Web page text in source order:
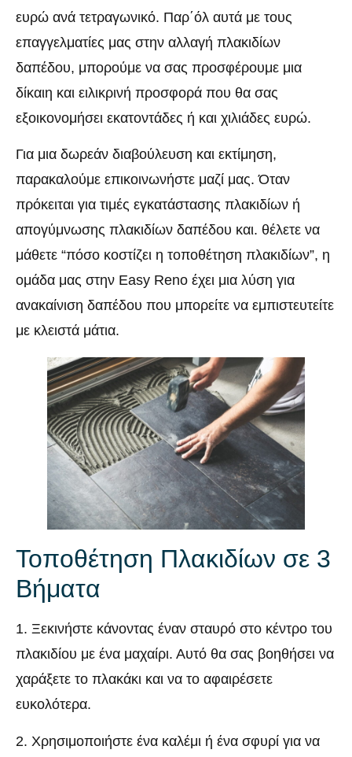
ευρώ ανά τετραγωνικό. Παρ΄όλ αυτά με τους
επαγγελματίες μας στην αλλαγή πλακιδίων
δαπέδου, μπορούμε να σας προσφέρουμε μια
δίκαιη και ειλικρινή προσφορά που θα σας
εξοικονομήσει εκατοντάδες ή και χιλιάδες ευρώ.
Για μια δωρεάν διαβούλευση και εκτίμηση,
παρακαλούμε επικοινωνήστε μαζί μας. Όταν
πρόκειται για τιμές εγκατάστασης πλακιδίων ή
απογύμνωσης πλακιδίων δαπέδου και. θέλετε να
μάθετε “πόσο κοστίζει η τοποθέτηση πλακιδίων”, η
ομάδα μας στην Easy Reno έχει μια λύση για
ανακαίνιση δαπέδου που μπορείτε να εμπιστευτείτε
με κλειστά μάτια.
Τοποθέτηση Πλακιδίων σε 3
Βήματα
1. Ξεκινήστε κάνοντας έναν σταυρό στο κέντρο του
πλακιδίου με ένα μαχαίρι. Αυτό θα σας βοηθήσει να
χαράξετε το πλακάκι και να το αφαιρέσετε
ευκολότερα.
2. Χρησιμοποιήστε ένα καλέμι ή ένα σφυρί για να